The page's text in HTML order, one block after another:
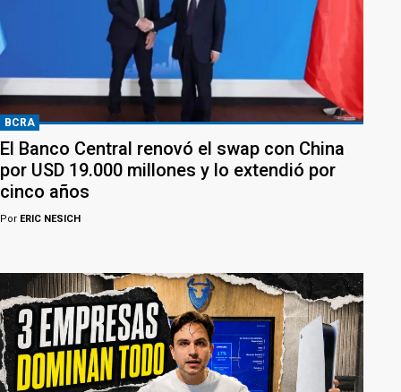
BCRA
El Banco Central renovó el swap con China
por USD 19.000 millones y lo extendió por
cinco años
Por ERIC NESICH